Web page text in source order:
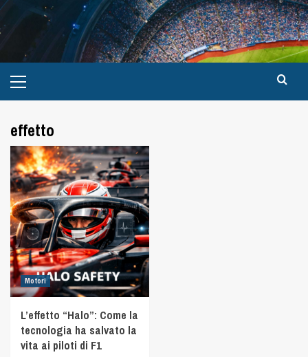
effetto
Motori
L’effetto “Halo”: Come la
tecnologia ha salvato la
vita ai piloti di F1